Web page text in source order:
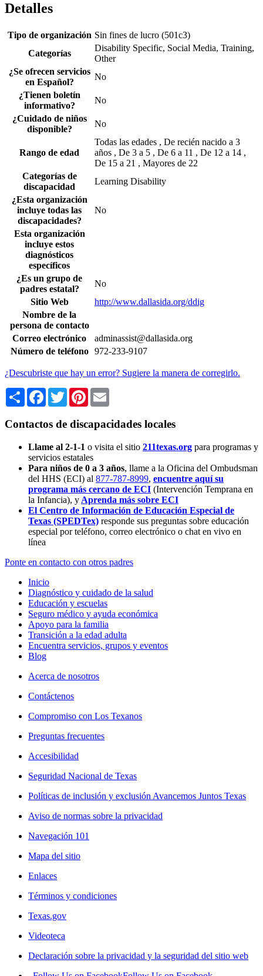
Detalles
Tipo de organización Sin fines de lucro (501c3)
Categorías
Disability Specific, Social Media, Training,
Other
¿Se ofrecen servicios
en Español?
No
¿Tienen boletín
informativo?
No
¿Cuidado de niños
disponible?
No
Rango de edad
Todas las edades , De recién nacido a 3
años , De 3 a 5 , De 6 a 11 , De 12 a 14 ,
De 15 a 21 , Mayores de 22
Categorías de
discapacidad
Learning Disability
¿Esta organización
incluye todas las
discapacidades?
No
Esta organización
incluye estos
diagnósticos
específicos
¿Es un grupo de
padres estatal?
No
Sitio Web
http://www.dallasida.org/ddig
Nombre de la
persona de contacto
Correo electrónico
adminassist@dallasida.org
Número de teléfono
972-233-9107
¿Descubriste que hay un error? Sugiere la manera de corregirlo.
Share Facebook
TwitterPinterest
Contactos de discapacidades locales
Llame al 2-1-1 o visita el sitio 211texas.org para programas y
servicios estatales
Para niños de 0 a 3 años, llame a la Oficina del Ombudsman
del HHS (ECI) al 877-787-8999, encuentre aquí su
programa más cercano de ECI (Intervención Temprana en
la Infancia), y Aprenda más sobre ECI
El Centro de Información de Educación Especial de
Texas (SPEDTex) responde sus preguntas sobre educación
especial por teléfono, correo electrónico o chat en vivo en
línea
Ponte en contacto con otros padres
Inicio
Diagnóstico y cuidado de la salud
Educación y escuelas
Seguro médico y ayuda económica
Apoyo para la familia
Transición a la edad adulta
Encuentra servicios, grupos y eventos
Blog
Acerca de nosotros
Contáctenos
Compromiso con Los Texanos
Preguntas frecuentes
Accesibilidad
Seguridad Nacional de Texas
Políticas de inclusión y exclusión Avancemos Juntos Texas
Aviso de normas sobre la privacidad
Navegación 101
Mapa del sitio
Enlaces
Términos y condiciones
Texas.gov
Videoteca
Declaración sobre la privacidad y la seguridad del sitio web